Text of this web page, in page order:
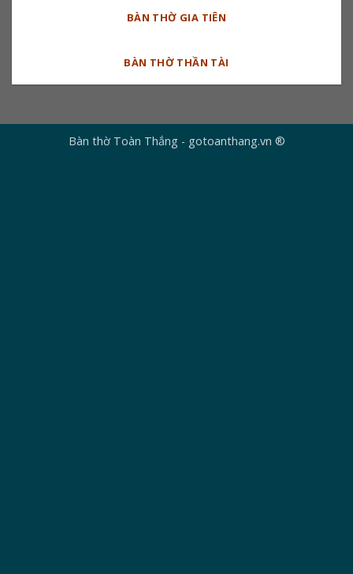
BÀN THỜ GIA TIÊN
BÀN THỜ THẦN TÀI
Bàn thờ Toàn Thắng - gotoanthang.vn ®